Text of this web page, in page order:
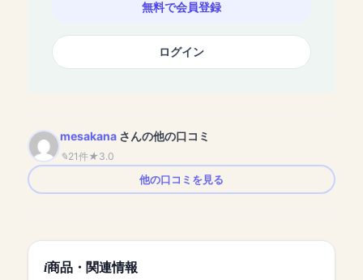
無料で会員登録
ログイン
mesakanaさんの他の口コミ
21件
3.0
他の口コミを見る
商品・関連情報